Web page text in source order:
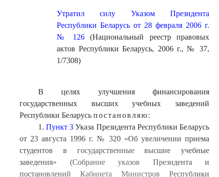
Утратил силу Указом Президента
Республики Беларусь от 28 февраля 2006 г.
№ 126 (Национальный реестр правовых
актов Республики Беларусь, 2006 г., № 37,
1/7308)
В целях улучшения финансирования
государственных высших учебных заведений
Республики Беларусь постановляю:
1. Пункт 3 Указа Президента Республики Беларусь
от 23 августа 1996 г. № 320 «Об увеличении приема
студентов в государственные высшие учебные
заведения» (Собрание указов Президента и
постановлений Кабинета Министров Республики